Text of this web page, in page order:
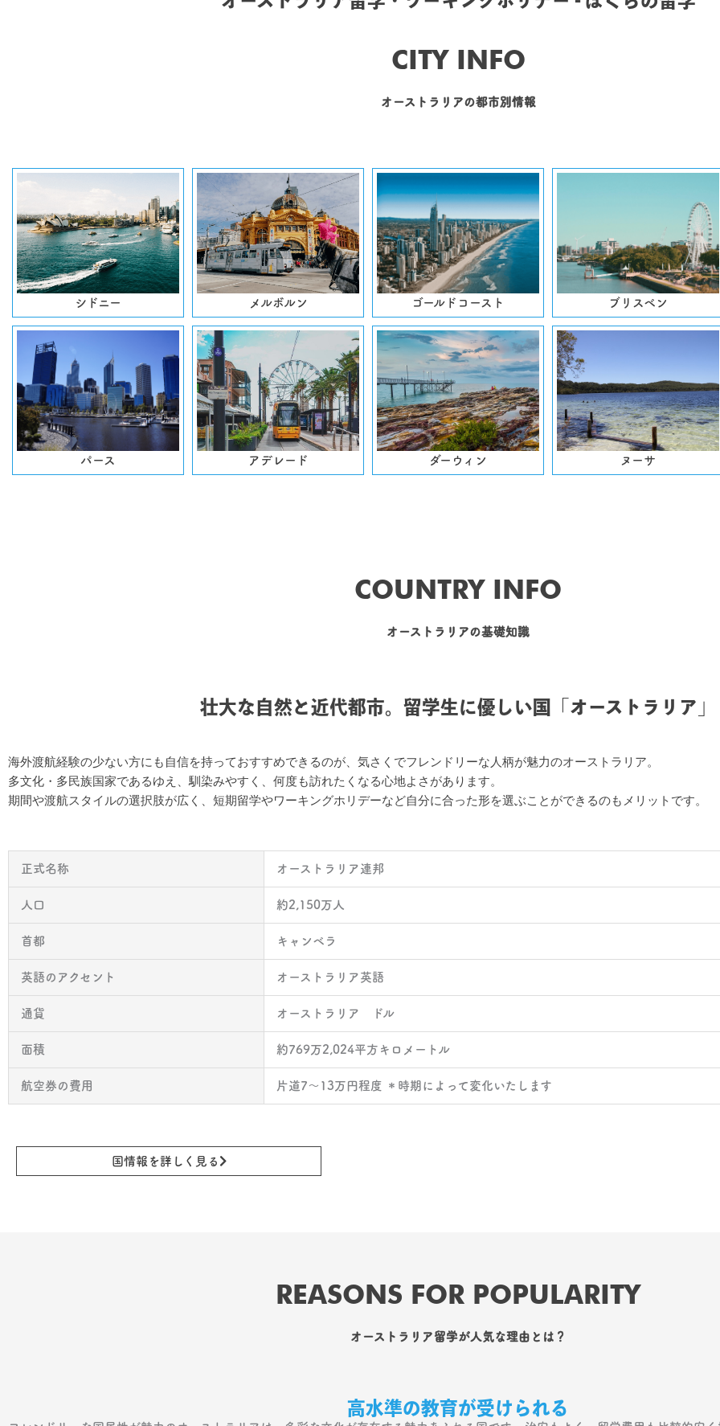
CITY INFO
オーストラリアの都市別情報
シドニー メルボルン ゴールドコースト ブリスベン
パース アデレード ダーウィン ヌーサ
COUNTRY INFO
オーストラリアの基礎知識
壮大な自然と近代都市。留学生に優しい国「オーストラリア」
海外渡航経験の少ない方にも自信を持っておすすめできるのが、気さくでフレンドリーな人柄が魅力のオーストラリア。
多文化・多民族国家であるゆえ、馴染みやすく、何度も訪れたくなる心地よさがあります。
期間や渡航スタイルの選択肢が広く、短期留学やワーキングホリデーなど自分に合った形を選ぶことができるのもメリットです。
正式名称 オーストラリア連邦
人口 約2,150万人
首都 キャンベラ
英語のアクセント オーストラリア英語
通貨 オーストラリア ドル
面積 約769万2,024平方キロメートル
航空券の費用 片道7〜13万円程度 ＊時期によって変化いたします
国情報を詳しく見る
REASONS FOR POPULARITY
オーストラリア留学が人気な理由とは？
高水準の教育が受けられる